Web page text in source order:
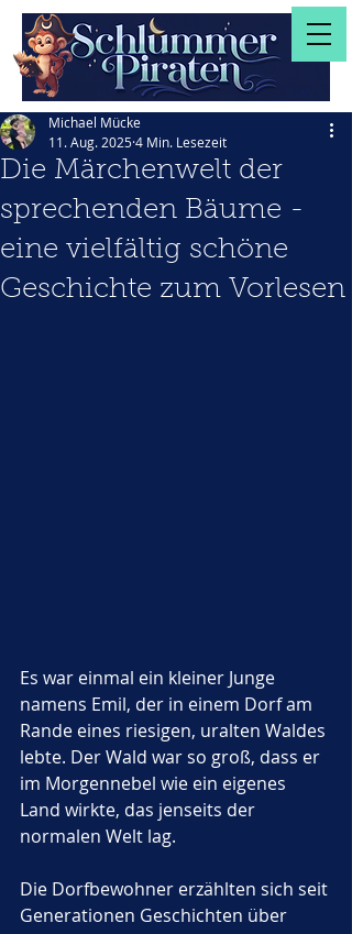
Die Märchenwelt der
sprechenden Bäume -
eine vielfältig schöne
Geschichte zum Vorlesen
Michael Mücke
11. Aug. 20254 Min. Lesezeit
Es war einmal ein kleiner Junge
namens Emil, der in einem Dorf am
Rande eines riesigen, uralten Waldes
lebte. Der Wald war so groß, dass er
im Morgennebel wie ein eigenes
Land wirkte, das jenseits der
normalen Welt lag.
Die Dorfbewohner erzählten sich seit
Generationen Geschichten über